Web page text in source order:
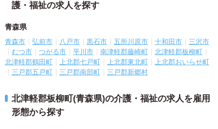
護・福祉の求人を探す
青森県
青森市 弘前市 八戸市 黒石市 五所川原市 十和田市
三沢市
むつ市
つがる市 平川市 南津軽郡藤崎町
北津軽郡板柳町
北津軽郡鶴田町
上北郡七戸町 上北郡東北町
上北郡おいらせ町
三戸郡五戸町
三戸郡南部町 三戸郡新郷村
北津軽郡板柳町(青森県)の介護・福祉の求人を雇用
形態から探す